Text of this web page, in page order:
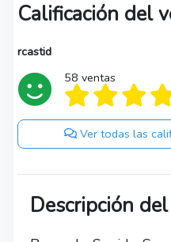
Calificación del
rcastid
58 ventas
Ver todas las
Descripción